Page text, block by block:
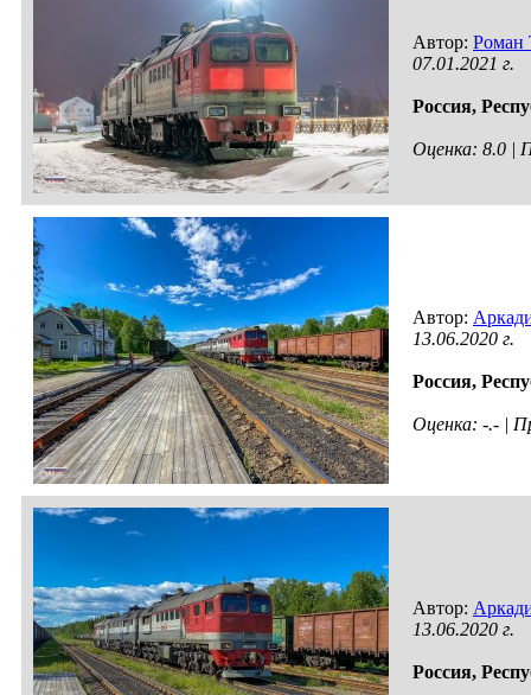
Автор: Роман
07.01.2021 г.
Россия,
Оценка: 8.0 |
Автор:
13.06.2020 г.
Россия,
Оценка: -.- |
Автор:
13.06.2020 г.
Россия,